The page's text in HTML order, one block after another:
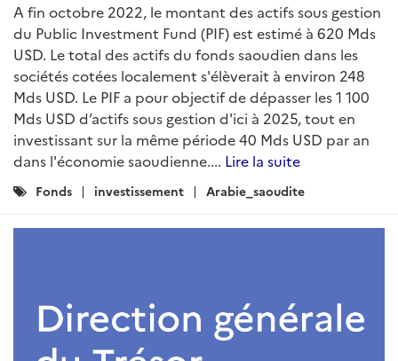
A fin octobre 2022, le montant des actifs sous gestion
du Public Investment Fund (PIF) est estimé à 620 Mds
USD. Le total des actifs du fonds saoudien dans les
sociétés cotées localement s'élèverait à environ 248
Mds USD. Le PIF a pour objectif de dépasser les 1 100
Mds USD d’actifs sous gestion d'ici à 2025, tout en
investissant sur la même période 40 Mds USD par an
dans l'économie saoudienne.... Lire la suite
Catégories
Fonds investissement Arabie_saoudite